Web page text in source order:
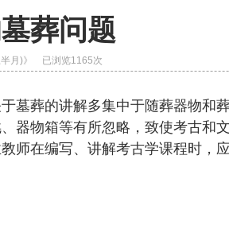
葬问题
月)》 已浏览1165次
葬的讲解多集中于随葬器物和
器物箱等有所忽略，致使考古和
师在编写、讲解考古学课程时，